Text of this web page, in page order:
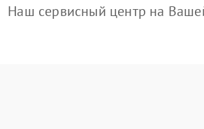
Наш сервисный центр на